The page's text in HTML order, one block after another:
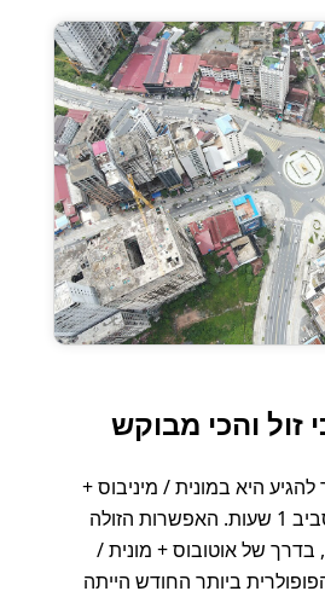
זול והכי מבוקש
היא במונית / מיניבוס +
מעבורת, שנמשכה סביב 1 שעות. האפשרות הזולה
עלתה כ־12 ₪, בדרך של אוטובוס + מונית /
ביותר החודש הייתה